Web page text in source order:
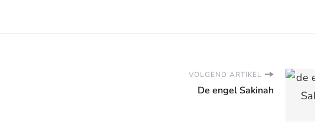
VOLGEND ARTIKEL
De engel Sakinah